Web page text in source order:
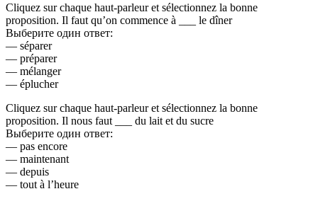
Cliquez sur chaque haut-parleur et sélectionnez la bonne
proposition. Il faut qu’on commence à ___ le dîner
Выберите один ответ:
— séparer
— préparer
— mélanger
— éplucher
Cliquez sur chaque haut-parleur et sélectionnez la bonne
proposition. Il nous faut ___ du lait et du sucre
Выберите один ответ:
— pas encore
— maintenant
— depuis
— tout à l’heure